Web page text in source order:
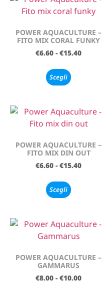
POWER AQUACULTURE –
FITO MIX CORAL FUNKY
€6.60 - €15.40
Scegli
POWER AQUACULTURE –
FITO MIX DIN OUT
€6.60 - €15.40
Scegli
POWER AQUACULTURE –
GAMMARUS
€8.00 - €10.00